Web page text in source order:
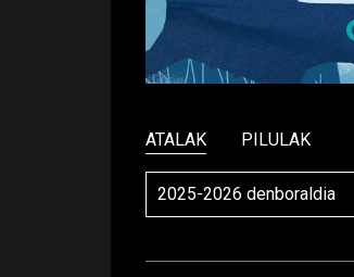
ATALAK PILULAK